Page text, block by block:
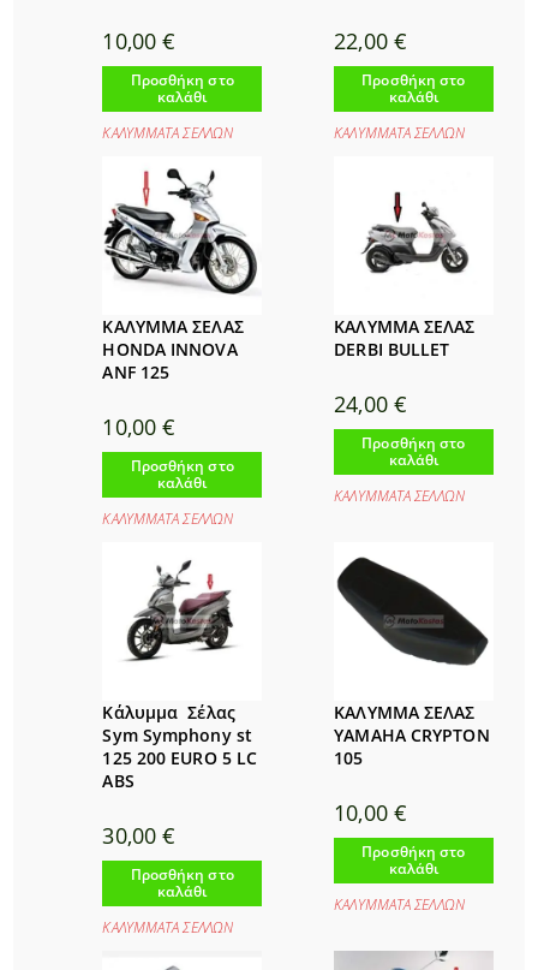
10,00€
Προσθήκη στο
καλάθι
ΚΑΛΥΜΜΑΤΑ ΣΕΛΛΩΝ
22,00 €
Προσθήκη στο
καλάθι
ΚΑΛΥΜΜΑΤΑ ΣΕΛΛΩΝ
ΚΑΛΥΜΜΑ ΣΕΛΑΣ
HONDA INNOVA
ANF 125
10,00€
Προσθήκη στο
καλάθι
ΚΑΛΥΜΜΑΤΑ ΣΕΛΛΩΝ
ΚΑΛΥΜΜΑ ΣΕΛΑΣ
DERBI BULLET
24,00 €
Προσθήκη στο
καλάθι
ΚΑΛΥΜΜΑΤΑ ΣΕΛΛΩΝ
Κάλυμμα Σέλας
Sym Symphony st
125 200 EURO 5 LC
ABS
30,00€
Προσθήκη στο
καλάθι
ΚΑΛΥΜΜΑΤΑ ΣΕΛΛΩΝ
ΚΑΛΥΜΜΑ ΣΕΛΑΣ
YAMAHA CRYPTON
105
10,00 €
Προσθήκη στο
καλάθι
ΚΑΛΥΜΜΑΤΑ ΣΕΛΛΩΝ